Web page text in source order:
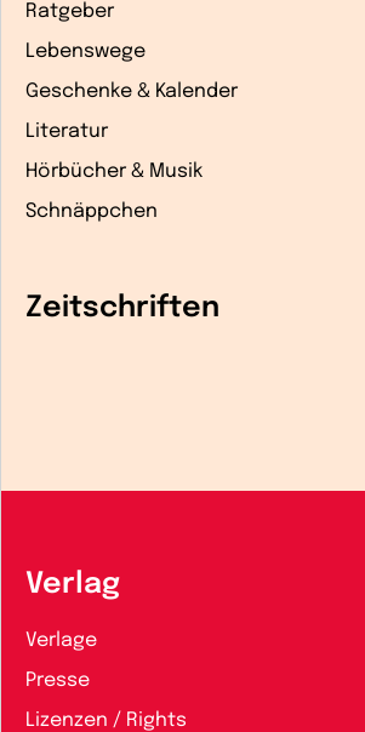
Ratgeber
Lebenswege
Geschenke & Kalender
Literatur
Hörbücher & Musik
Schnäppchen
Zeitschriften
Verlag
Verlage
Presse
Lizenzen / Rights